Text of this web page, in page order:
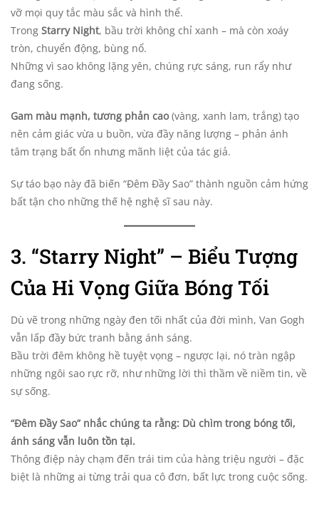
vỡ mọi quy tắc màu sắc và hình thể.
Trong Starry Night, bầu trời không chỉ xanh – mà còn xoáy
tròn, chuyển động, bùng nổ.
Những vì sao không lặng yên, chúng rực sáng, run rẩy như
đang sống.
Gam màu mạnh, tương phản cao(vàng, xanh lam, trắng) tạo
nên cảm giác vừa u buồn, vừa đầy năng lượng – phản ánh
tâm trạng bất ổn nhưng mãnh liệt của tác giả.
Sự táo bạo này đã biến “Đêm Đầy Sao” thành nguồn cảm hứng
bất tận cho những thế hệ nghệ sĩ sau này.
3. “Starry Night” – Biểu Tượng
Của Hi Vọng Giữa Bóng Tối
Dù vẽ trong những ngày đen tối nhất của đời mình, Van Gogh
vẫn lấp đầy bức tranh bằng ánh sáng.
Bầu trời đêm không hề tuyệt vọng – ngược lại, nó tràn ngập
những ngôi sao rực rỡ, như những lời thì thầm về niềm tin, về
sự sống.
“Đêm Đầy Sao” nhắc chúng ta rằng: Dù chìm trong bóng tối,
ánh sáng vẫn luôn tồn tại.
Thông điệp này chạm đến trái tim của hàng triệu người – đặc
biệt là những ai từng trải qua cô đơn, bất lực trong cuộc sống.